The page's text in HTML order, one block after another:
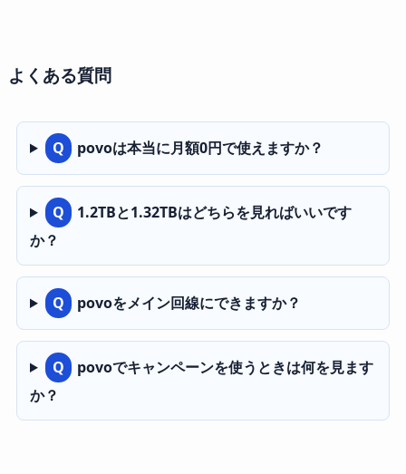
よくある質問
Q povoは本当に月額0円で使えますか？
Q
1.2TBと1.32TBはどちらを見ればいいです
か？
Q povoをメイン回線にできますか？
Q
povoでキャンペーンを使うときは何を見ます
か？